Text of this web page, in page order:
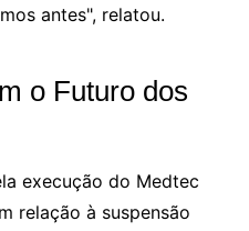
antes", relatou.
o Futuro dos
execução do Medtec
relação à suspensão